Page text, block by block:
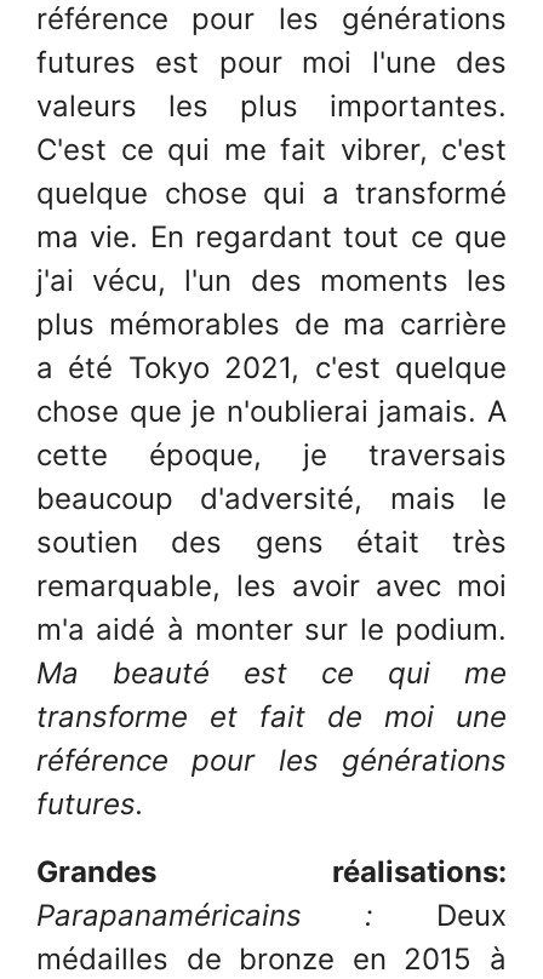
référence pour les générations
futures est pour moi l'une des
valeurs les plus importantes.
C'est ce qui me fait vibrer, c'est
quelque chose qui a transformé
ma vie. En regardant tout ce que
j'ai vécu, l'un des moments les
plus mémorables de ma carrière
a été Tokyo 2021, c'est quelque
chose que je n'oublierai jamais. A
cette époque, je traversais
beaucoup d'adversité, mais le
soutien des gens était très
remarquable, les avoir avec moi
m'a aidé à monter sur le podium.
Ma beauté est ce qui me
transforme et fait de moi une
référence pour les générations
futures.
Grandes réalisations:
Parapanaméricains : Deux
médailles de bronze en 2015 à